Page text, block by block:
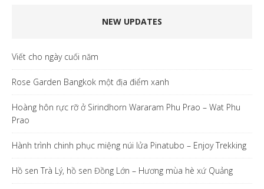
NEW UPDATES
Viết cho ngày cuối năm
Rose Garden Bangkok một địa điểm xanh
Hoàng hôn rực rỡ ở Sirindhorn Wararam Phu Prao – Wat Phu
Prao
Hành trình chinh phục miệng núi lửa Pinatubo – Enjoy Trekking
Hồ sen Trà Lý, hồ sen Đồng Lớn – Hương mùa hè xứ Quảng